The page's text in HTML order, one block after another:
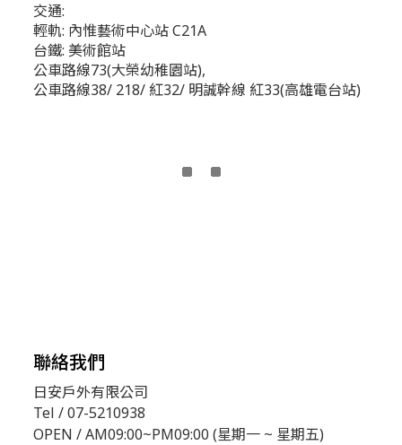
交通:
輕軌: 內惟藝術中心站 C21A
台鐵: 美術館站
公車路線73(大榮幼稚園站),
公車路線38/ 218/ 紅32/ 明誠幹線 紅33(高雄電台站)
聯絡我們
日安戶外有限公司
Tel / 07-5210938
OPEN / AM09:00~PM09:00 (星期一 ~ 星期五)